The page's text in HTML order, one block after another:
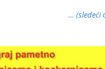
… (sledeći